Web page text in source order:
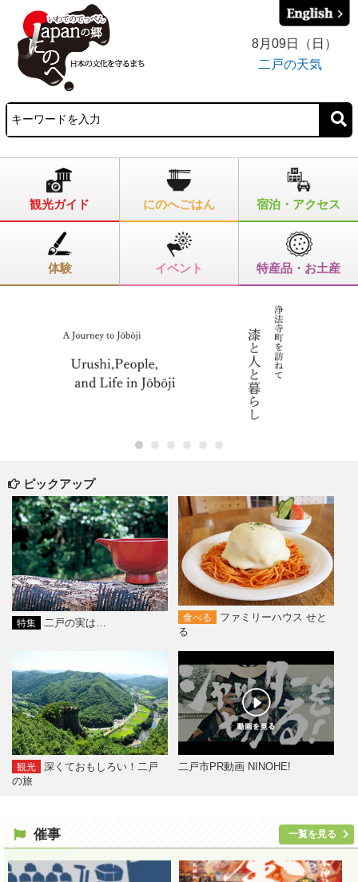
8月09日（日）
二戸の天気
観光ガイド にのへごはん 宿泊・アクセス
体験 イベント 特産品・お土産
ピックアップ
特集 二戸の実は… 食べる
ファミリーハウス せと
る
観光
深くておもしろい！二戸
の旅
二戸市PR動画 NINOHE!
催事 一覧を見る